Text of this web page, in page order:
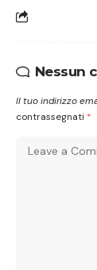
Nessun
Il tuo indirizzo
contrassegnati *